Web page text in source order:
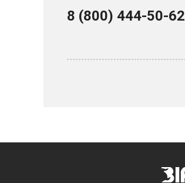
8 (800) 444-50-62